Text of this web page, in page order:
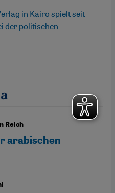
in Kairo spielt seit
der politischen
Reich
arabischen